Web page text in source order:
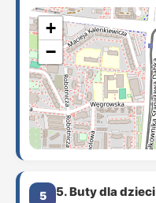
+
−
5 5. Buty dla dzieci